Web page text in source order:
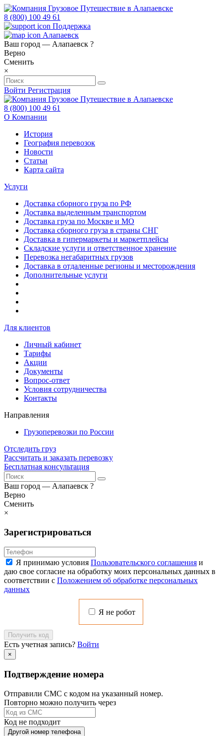
8 (800) 100 49 61
Поддержка
Алапаевск
Ваш город — Алапаевск ?
Верно
Сменить
×
Войти Регистрация
8 (800) 100 49 61
О Компании
История
География перевозок
Новости
Статьи
Карта сайта
Услуги
Доставка сборного груза по РФ
Доставка выделенным транспортом
Доставка груза по Москве и МО
Доставка сборного груза в страны СНГ
Доставка в гипермаркеты и маркетплейсы
Складские услуги и ответственное хранение
Перевозка негабаритных грузов
Доставка в отдаленные регионы и месторождения
Дополнительные услуги
Для клиентов
Личный кабинет
Тарифы
Акции
Документы
Вопрос-ответ
Условия сотрудничества
Контакты
Направления
Грузоперевозки по России
Отследить груз
Рассчитать и заказать перевозку
Бесплатная консультация
Ваш город — Алапаевск ?
Верно
Сменить
×
Зарегистрироваться
Я принимаю условия Пользовательского соглашения и
даю свое согласие на обработку моих персональных данных в
соответствии с Положением об обработке персональных
данных
Я не робот
Получить код
Есть учетная запись? Войти
×
Подтверждение номера
Отправили СМС с кодом на указанный номер.
Повторно можно получить через
Код не подходит
Другой номер телефона